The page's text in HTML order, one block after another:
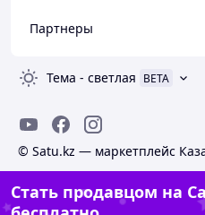
Партнеры
Тема - светлая BETA
© Satu.kz — маркетплейс
Стать продавцом на